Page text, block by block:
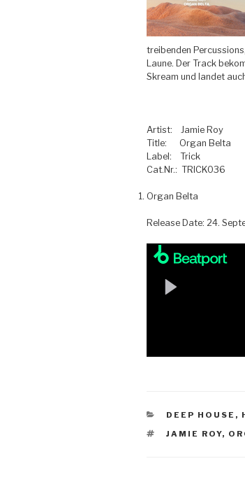
treibenden
Laune. Der Track
Skream und landet
Artist: Jamie Roy
Title: Organ Belta
Label: Trick
Cat.Nr.: TRICK036
Organ Belta
Release Date: 24.
KATEGORIEN
DEEP HOUSE ,
JAMIE ROY,